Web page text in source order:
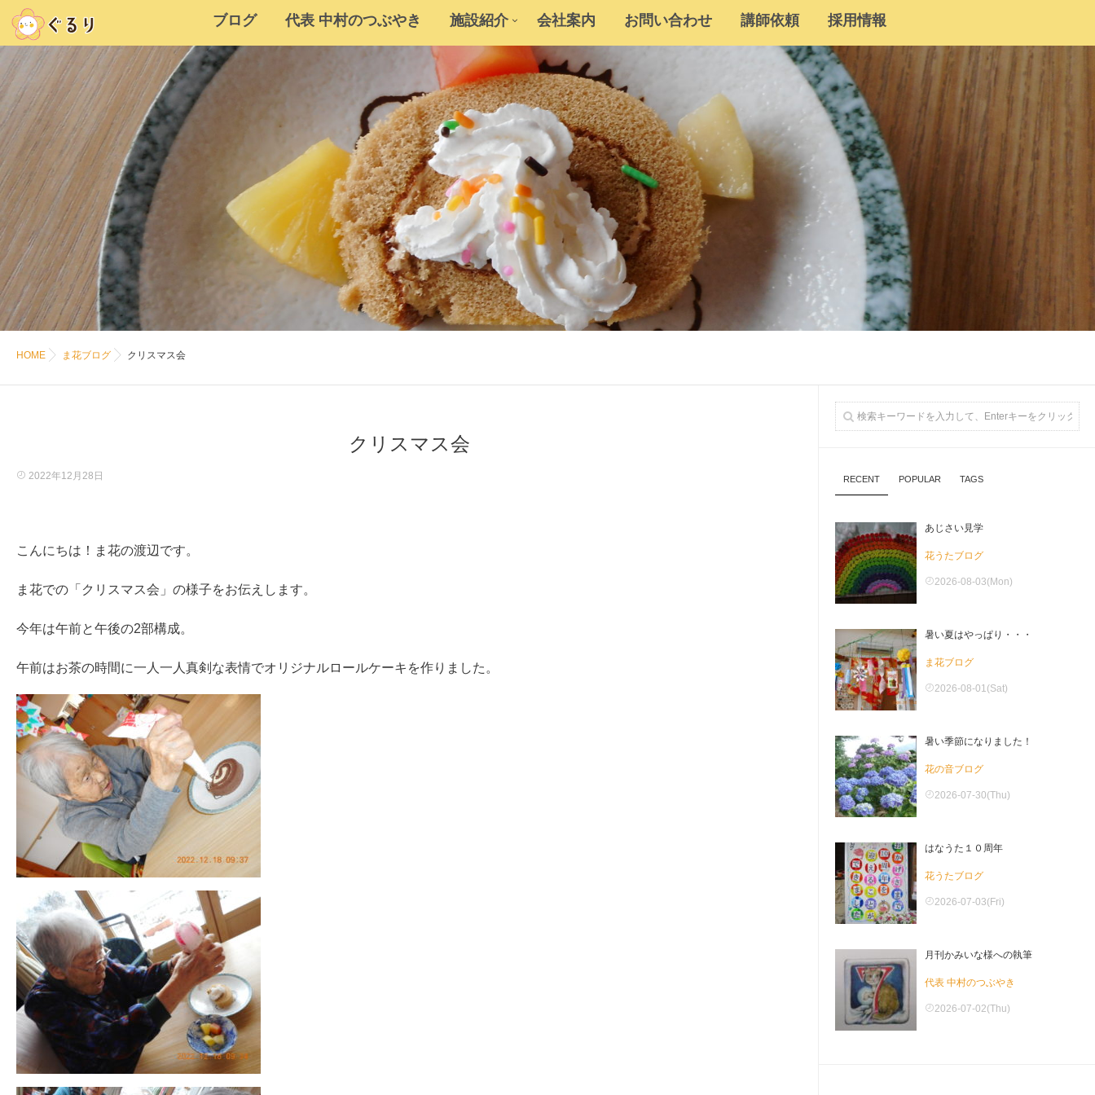
ブログ 代表 中村のつぶやき 施設紹介 会社案内 お問い合わせ 講師依頼 採用情報
HOME ま花ブログ クリスマス会
クリスマス会
2022年12月28日
こんにちは！ま花の渡辺です。
ま花での「クリスマス会」の様子をお伝えします。
今年は午前と午後の2部構成。
午前はお茶の時間に一人一人真剣な表情でオリジナルロールケーキを作りました。
RECENT POPULAR TAGS
あじさい見学
花うたブログ
2026-08-03(Mon)
暑い夏はやっぱり・・・
ま花ブログ
2026-08-01(Sat)
暑い季節になりました！
花の音ブログ
2026-07-30(Thu)
はなうた１０周年
花うたブログ
2026-07-03(Fri)
月刊かみいな様への執筆
代表 中村のつぶやき
2026-07-02(Thu)